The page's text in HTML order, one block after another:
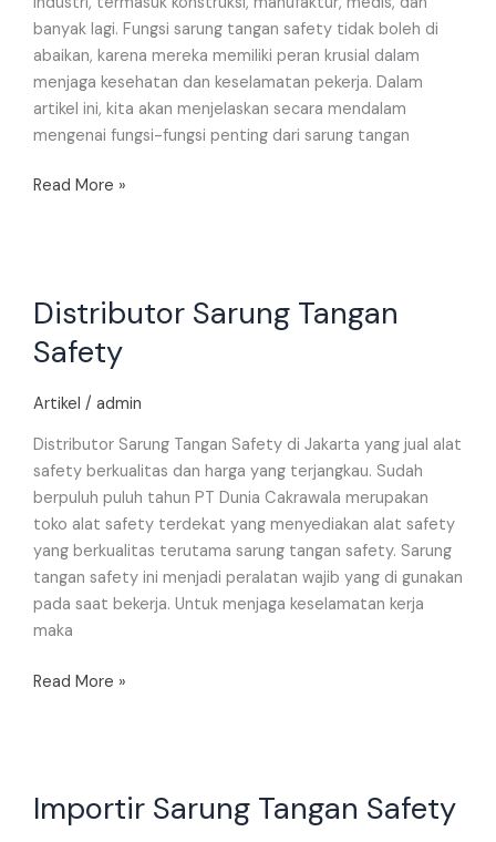
banyak lagi. Fungsi sarung tangan safety tidak boleh di
abaikan, karena mereka memiliki peran krusial dalam
menjaga kesehatan dan keselamatan pekerja. Dalam
artikel ini, kita akan menjelaskan secara mendalam
mengenai fungsi-fungsi penting dari sarung tangan
Read More »
Distributor Sarung Tangan
Safety
Artikel / admin
Distributor Sarung Tangan Safety di Jakarta yang jual alat
safety berkualitas dan harga yang terjangkau. Sudah
berpuluh puluh tahun PT Dunia Cakrawala merupakan
toko alat safety terdekat yang menyediakan alat safety
yang berkualitas terutama sarung tangan safety. Sarung
tangan safety ini menjadi peralatan wajib yang di gunakan
pada saat bekerja. Untuk menjaga keselamatan kerja
maka
Sarung
Safety
Read More »
Importir Sarung Tangan Safety
Sarung
Tangan